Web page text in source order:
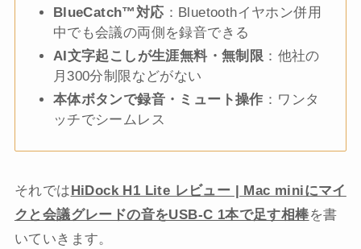
BlueCatch™対応 ：Bluetoothイヤホン併用
中でも会議の両側を録音できる
AI文字起こしが生涯無料・無制限 ：他社の
月300分制限などがない
本体ボタンで録音・ミュート操作 ：ワンタ
ッチでシームレス
それではHiDock H1 Lite レビュー | Mac miniにマイ
クと会議グレードの音をUSB-C 1本で足す相棒を書
いていきます。